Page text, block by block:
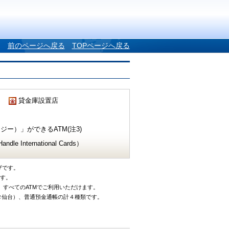
前のページへ戻る TOPページへ戻る
貸金庫設置店
ー）」ができるATM(注3)
International Cards）
す。
。
べてのATMでご利用いただけます。
台）、普通預金通帳の計４種類です。